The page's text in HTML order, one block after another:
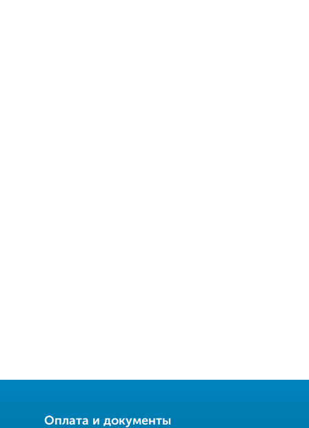
Оплата и документы